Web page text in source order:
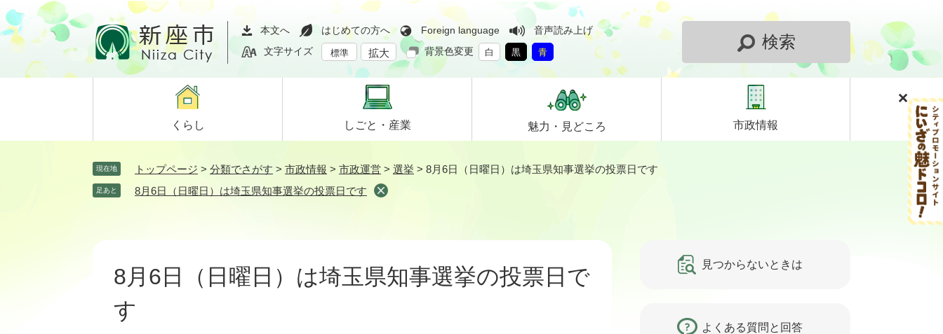
ペ
ー
ジ
メ
ニ
ュ
て
本文へ はじめての方へ Foreign language
音声読み上げ
文字サイズ
標準 拡大 背景色変更 白 黒 青
検索
くらし しごと・ 産業 魅力・ 見どころ 市政情報
現在地 トップページ > 分類でさがす > 市政情報 > 市政運営 > 選挙 > 8月6日（日曜日）は埼玉県知事選挙の投票日です
足あと 8月6日（日曜日）は埼玉県知事選挙の投票日です
8月6日（日曜日）は埼玉県知事選挙の投票日で
す
見つからないときは
よくある質問と回答